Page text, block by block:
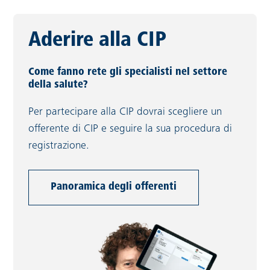
Aderire alla CIP
Come fanno rete gli specialisti nel settore
della salute?
Per partecipare alla CIP dovrai scegliere un
offerente di CIP e seguire la sua procedura di
registrazione.
Panoramica degli offerenti